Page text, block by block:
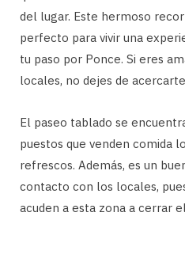
del lugar. Este hermoso
perfecto para vivir una
tu paso por Ponce. Si eres
locales, no dejes de
El paseo tablado se
puestos que venden comida
refrescos. Además, es un
contacto con los locales,
acuden a esta zona a cerrar